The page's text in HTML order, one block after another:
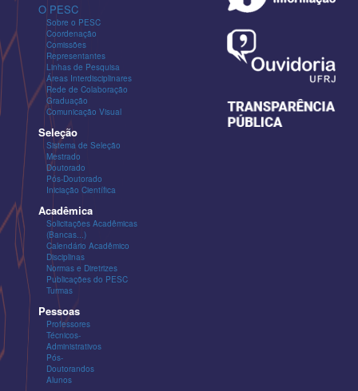
O PESC
Sobre o PESC
Coordenação
Comissões
Representantes
Linhas de Pesquisa
Áreas Interdisciplinares
Rede de Colaboração
Graduação
Comunicação Visual
Seleção
Sistema de Seleção
Mestrado
Doutorado
Pós-Doutorado
Iniciação Científica
Acadêmica
Solicitações Acadêmicas
(Bancas...)
Calendário Acadêmico
Disciplinas
Normas e Diretrizes
Publicações do PESC
Turmas
Pessoas
Professores
Técnicos-
Administrativos
Pós-
Doutorandos
Alunos